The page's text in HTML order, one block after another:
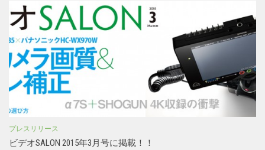
プレスリリース
ビデオSALON 2015年3月号に掲載！！